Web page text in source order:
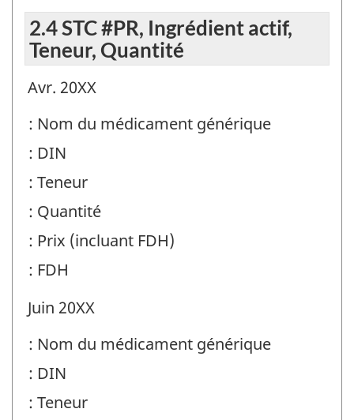
2.4 STC #PR, Ingrédient actif,
Teneur, Quantité
Avr. 20XX
: Nom du médicament générique
: DIN
: Teneur
: Quantité
: Prix (incluant FDH)
: FDH
Juin 20XX
: Nom du médicament générique
: DIN
: Teneur